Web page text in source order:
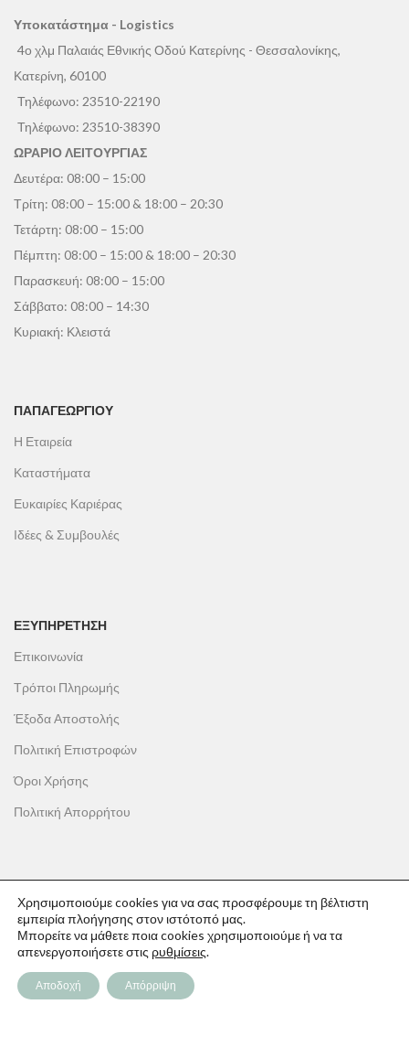
Υποκατάστημα - Logistics
4ο χλμ Παλαιάς Εθνικής Οδού Κατερίνης - Θεσσαλονίκης,
Κατερίνη, 60100
Τηλέφωνο: 23510-22190
Τηλέφωνο: 23510-38390
ΩΡΑΡΙΟ ΛΕΙΤΟΥΡΓΙΑΣ
Δευτέρα: 08:00 – 15:00
Τρίτη: 08:00 – 15:00 & 18:00 – 20:30
Τετάρτη: 08:00 – 15:00
Πέμπτη: 08:00 – 15:00 & 18:00 – 20:30
Παρασκευή: 08:00 – 15:00
Σάββατο: 08:00 – 14:30
Κυριακή: Κλειστά
ΠΑΠΑΓΕΩΡΓΊΟΥ
Η Εταιρεία
Καταστήματα
Ευκαιρίες Καριέρας
Ιδέες & Συμβουλές
ΕΞΥΠΗΡΕΤΗΣΗ
Επικοινωνία
Τρόποι Πληρωμής
Έξοδα Αποστολής
Πολιτική Επιστροφών
Όροι Χρήσης
Πολιτική Απορρήτου
ΟΙ ΑΓΟΡΕΣ ΣΟΥ
Ο λογαριασμός μου
Το καλάθι σου
Οι παραγγελίες σου
Χρησιμοποιούμε cookies για να σας προσφέρουμε τη βέλτιστη
εμπειρία πλοήγησης στον ιστότοπό μας.
Μπορείτε να μάθετε ποια cookies χρησιμοποιούμε ή να τα
απενεργοποιήσετε στις ρυθμίσεις.
Αποδοχή Απόρριψη